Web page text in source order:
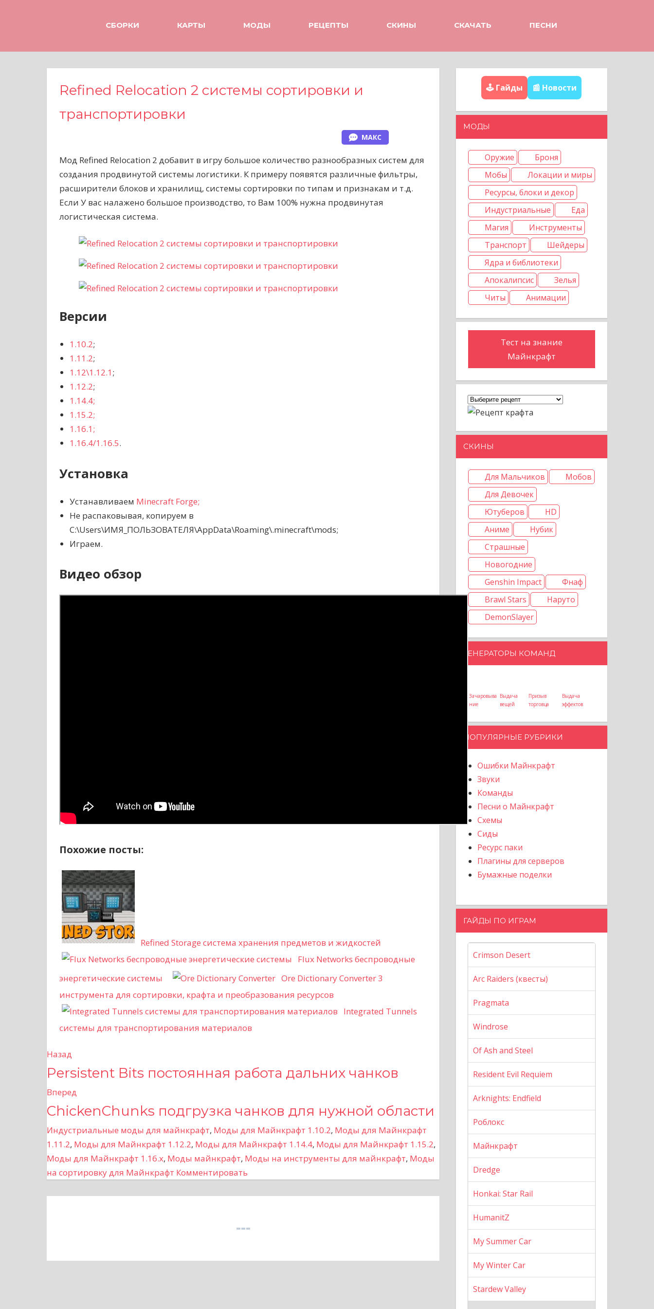
е
СБОРКИ КАРТЫ МОДЫ РЕЦЕПТЫ СКИНЫ СКАЧАТЬ ПЕСНИ
Refined Relocation 2 системы сортировки и
транспортировки
МАКС
Мод Refined Relocation 2 добавит в игру большое количество разнообразных систем для
создания продвинутой системы логистики. К примеру появятся различные фильтры,
расширители блоков и хранилищ, системы сортировки по типам и признакам и т.д.
Если У вас налажено большое производство, то Вам 100% нужна продвинутая
логистическая система.
Версии
1.10.2;
1.11.2;
1.12\1.12.1;
1.12.2;
1.14.4;
1.15.2;
1.16.1;
1.16.4/1.16.5.
Установка
Устанавливаем Minecraft Forge;
Не распаковывая, копируем в
C:\Users\ИМЯ_ПОЛЬЗОВАТЕЛЯ\AppData\Roaming\.minecraft\mods;
Играем.
Видео обзор
Похожие посты:
Refined Storage система хранения предметов и жидкостей
Flux Networks беспроводные
энергетические системы
Ore Dictionary Converter 3
инструмента для сортировки, крафта и преобразования ресурсов
Integrated Tunnels
системы для транспортирования материалов
Н
а
в
г
а
Назад
Persistent Bits постоянная работа дальних чанков
Вперед
ChickenChunks подгрузка чанков для нужной области
Индустриальные моды для майнкрафт, Моды для Майнкрафт 1.10.2, Моды для Майнкрафт
1.11.2, Моды для Майнкрафт 1.12.2, Моды для Майнкрафт 1.14.4, Моды для Майнкрафт 1.15.2,
Моды для Майнкрафт 1.16.x, Моды майнкрафт, Моды на инструменты для майнкрафт, Моды
на сортировку для Майнкрафт Комментировать
🕹️ Гайды 📰 Новости
МОДЫ
Оружие
Броня
Мобы
Локации и миры
Ресурсы, блоки и декор
Индустриальные
Еда
Магия
Инструменты
Транспорт
Шейдеры
Ядра и библиотеки
Апокалипсис
Зелья
Читы
Анимации
Тест на знание
Майнкрафт
СКИНЫ
Для Мальчиков
Мобов
Для Девочек
Ютуберов
HD
Аниме
Нубик
Страшные
Новогодние
Genshin Impact
Фнаф
Brawl Stars
Наруто
DemonSlayer
ГЕНЕРАТОРЫ КОМАНД
Зачаровыва
ние
Выдача
вещей
Призыв
торговца
Выдача
эффектов
ПОПУЛЯРНЫЕ РУБРИКИ
Ошибки Майнкрафт
Звуки
Команды
Песни о Майнкрафт
Схемы
Сиды
Ресурс паки
Плагины для серверов
Бумажные поделки
ГАЙДЫ ПО ИГРАМ
Crimson Desert
Arc Raiders (квесты)
Pragmata
Windrose
Of Ash and Steel
Resident Evil Requiem
Arknights: Endfield
Роблокс
Майнкрафт
Dredge
Honkai: Star Rail
HumanitZ
My Summer Car
My Winter Car
Stardew Valley